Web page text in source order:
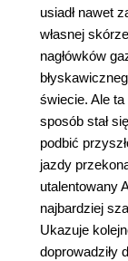
usiadł nawet
własnej
nagłówków
świecie. Ale
sposób stał
podbić
jazdy
utalentowany
najbardziej
Ukazuje
doprowadziły